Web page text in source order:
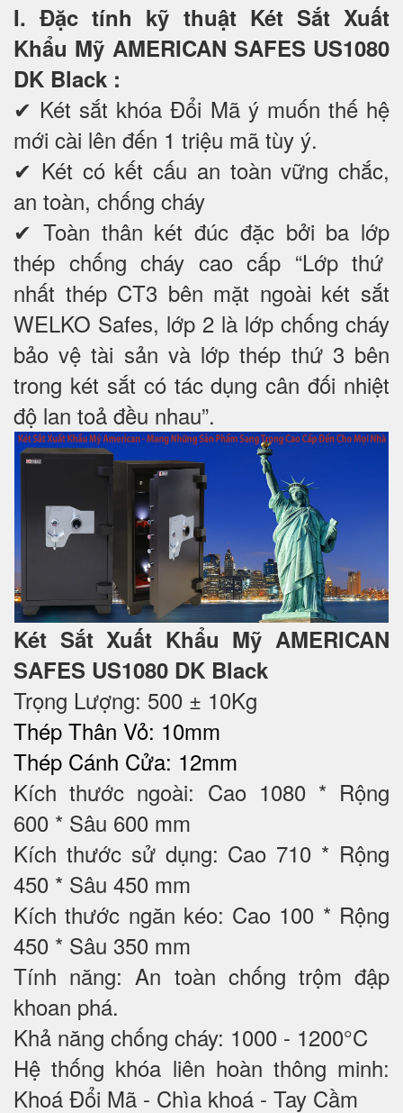
I. Đặc tính kỹ thuật Két Sắt Xuất
Khẩu Mỹ AMERICAN SAFES US1080
DK Black :
✔ Két sắt khóa Đổi Mã ý muốn thế hệ
mới cài lên đến 1 triệu mã tùy ý.
✔ Két có kết cấu an toàn vững chắc,
an toàn, chống cháy
✔ Toàn thân két đúc đặc bởi ba lớp
thép chống cháy cao cấp “Lớp thứ
nhất thép CT3 bên mặt ngoài két sắt
WELKO Safes, lớp 2 là lớp chống cháy
bảo vệ tài sản và lớp thép thứ 3 bên
trong két sắt có tác dụng cân đối nhiệt
độ lan toả đều nhau”.
Két Sắt Xuất Khẩu Mỹ AMERICAN
SAFES US1080 DK Black
Trọng Lượng: 500 ± 10Kg
Thép Thân Vỏ: 10mm
Thép Cánh Cửa: 12mm
Kích thước ngoài: Cao 1080 * Rộng
600 * Sâu 600 mm
Kích thước sử dụng: Cao 710 * Rộng
450 * Sâu 450 mm
Kích thước ngăn kéo: Cao 100 * Rộng
450 * Sâu 350 mm
Tính năng: An toàn chống trộm đập
khoan phá.
Khả năng chống cháy: 1000 - 1200°C
Hệ thống khóa liên hoàn thông minh:
Khoá Đổi Mã - Chìa khoá - Tay Cầm